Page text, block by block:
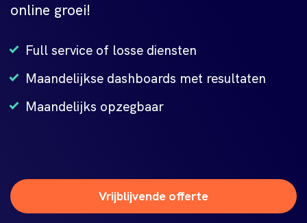
online groei!
Full service of losse diensten
Maandelijkse dashboards met resultaten
Maandelijks opzegbaar
Vrijblijvende offerte